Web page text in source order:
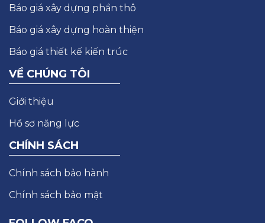
Báo giá xây dựng phần thô
Báo giá xây dựng hoàn thiện
Báo giá thiết kế kiến trúc
VỀ CHÚNG TÔI
Giới thiệu
Hồ sơ năng lực
CHÍNH SÁCH
Chính sách bảo hành
Chính sách bảo mật